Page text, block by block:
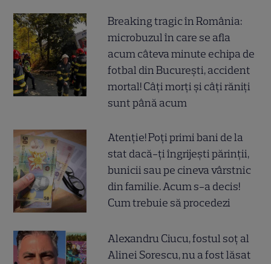
Breaking tragic în România:
microbuzul în care se afla
acum câteva minute echipa de
fotbal din București, accident
mortal! Câți morți și câți răniți
sunt până acum
Atenție! Poți primi bani de la
stat dacă-ți îngrijești părinții,
bunicii sau pe cineva vârstnic
din familie. Acum s-a decis!
Cum trebuie să procedezi
Alexandru Ciucu, fostul soț al
Alinei Sorescu, nu a fost lăsat